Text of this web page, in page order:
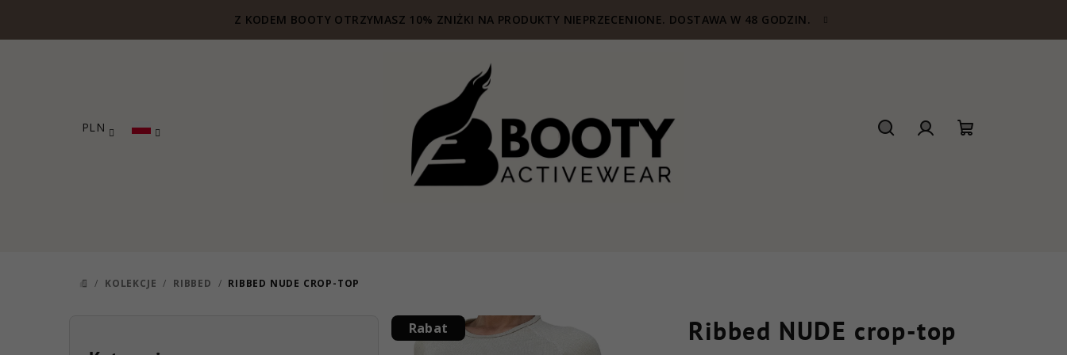
Z KODEM BOOTY OTRZYMASZ 10% ZNIŻKI NA PRODUKTY NIEPRZECENIONE. DOSTAWA W 48 GODZIN.
PLN
HOME
/ KOLEKCJE / RIBBED / RIBBED NUDE CROP-TOP
Ribbed NUDE crop-top
Rabat